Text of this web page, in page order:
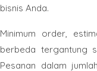
bisnis Anda.
Minimum order,
berbeda tergantung
Pesanan dalam